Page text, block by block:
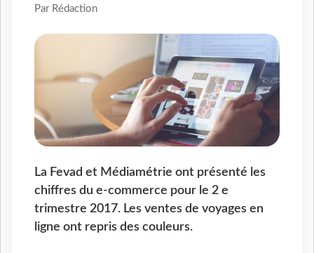
Par Rédaction
La Fevad et Médiamétrie ont présenté les
chiffres du e-commerce pour le 2 e
trimestre 2017. Les ventes de voyages en
ligne ont repris des couleurs.